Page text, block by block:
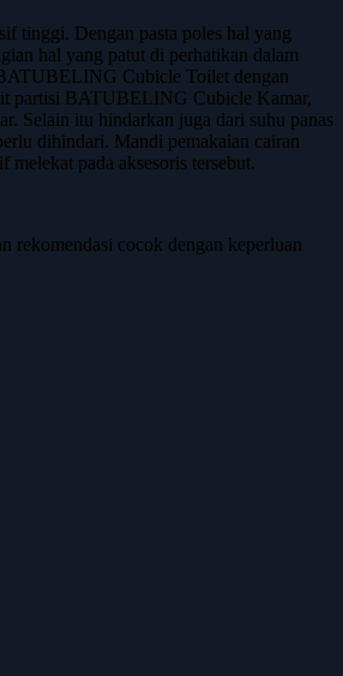
tinggi. Dengan pasta poles hal yang
hal yang patut di perhatikan dalam
Cubicle Toilet dengan
partisi BATUBELING Cubicle Kamar,
Selain itu hindarkan juga dari suhu panas
dihindari. Mandi pemakaian cairan
pada aksesoris tersebut.
rekomendasi cocok dengan keperluan